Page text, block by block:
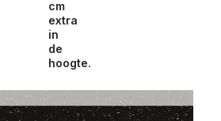
cm
extra
in
de
hoogte.